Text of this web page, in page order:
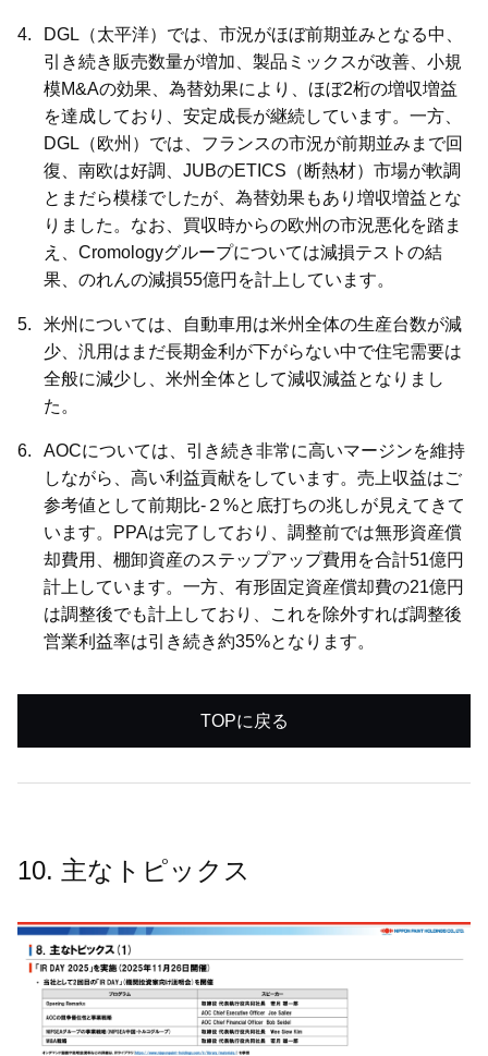
DGL（太平洋）では、市況がほぼ前期並みとなる中、
引き続き販売数量が増加、製品ミックスが改善、小規
模M&Aの効果、為替効果により、ほぼ2桁の増収増益
を達成しており、安定成長が継続しています。一方、
DGL（欧州）では、フランスの市況が前期並みまで回
復、南欧は好調、JUBのETICS（断熱材）市場が軟調
とまだら模様でしたが、為替効果もあり増収増益とな
りました。なお、買収時からの欧州の市況悪化を踏ま
え、Cromologyグループについては減損テストの結
果、のれんの減損55億円を計上しています。
米州については、自動車用は米州全体の生産台数が減
少、汎用はまだ長期金利が下がらない中で住宅需要は
全般に減少し、米州全体として減収減益となりまし
た。
AOCについては、引き続き非常に高いマージンを維持
しながら、高い利益貢献をしています。売上収益はご
参考値として前期比-２%と底打ちの兆しが見えてきて
います。PPAは完了しており、調整前では無形資産償
却費用、棚卸資産のステップアップ費用を合計51億円
計上しています。一方、有形固定資産償却費の21億円
は調整後でも計上しており、これを除外すれば調整後
営業利益率は引き続き約35%となります。
TOPに戻る
10. 主なトピックス